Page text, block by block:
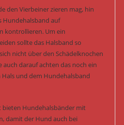
den Vierbeiner zieren mag, hin
Hundehalsband auf
kontrollieren. Um ein
sollte das Halsband so
nicht über den Schädelknochen
darauf achten das noch ein
Hals und dem Hundehalsband
bieten Hundehalsbänder mit
damit der Hund auch bei